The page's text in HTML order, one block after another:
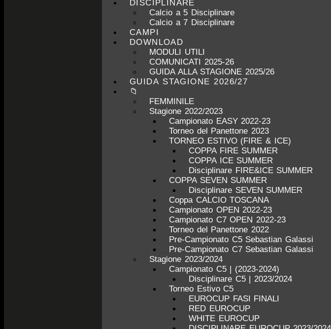
DISCIPLINARE
Calcio a 5 Disciplinare
Calcio a 7 Disciplinare
CAMPI
DOWNLOAD
MODULI UTILI
COMUNICATI 2025-26
GUIDA ALLA STAGIONE 2025/26
GUIDA STAGIONE 2026/27
📁
FEMMINILE
Stagione 2022/2023
Campionato EASY 2022-23
Torneo del Panettone 2023
TORNEO ESTIVO (FIRE & ICE)
COPPA FIRE SUMMER
COPPA ICE SUMMER
Disciplinare FIRE&ICE SUMMER
COPPA SEVEN SUMMER
Disciplinare SEVEN SUMMER
Coppa CALCIO TOSCANA
Campionato OPEN 2022-23
Campionato C7 OPEN 2022-23
Torneo del Panettone 2022
Pre-Campionato C5 Sebastian Galassi
Pre-Campionato C7 Sebastian Galassi
Stagione 2023/2024
Campionato C5 | (2023-2024)
Disciplinare C5 | 2023/2024
Torneo Estivo C5
EUROCUP FASI FINALI
RED EUROCUP
WHITE EUROCUP